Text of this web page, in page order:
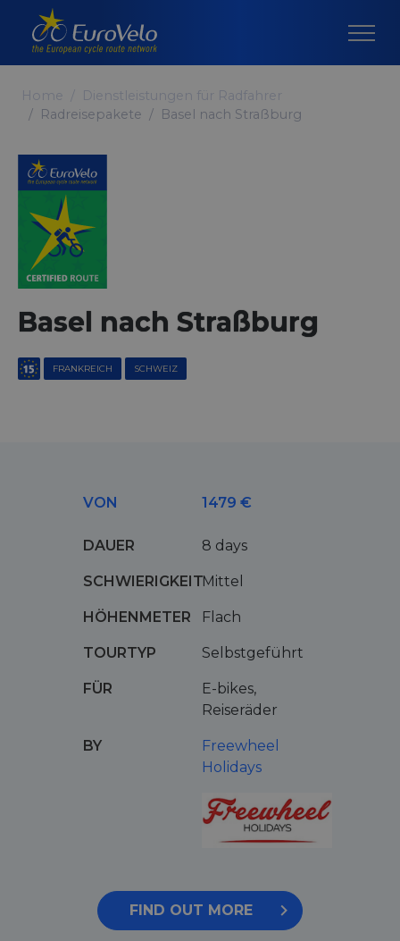
Home
Dienstleistungen für Radfahrer
Radreisepakete
Basel nach Straßburg
Basel nach Straßburg
FRANKREICH SCHWEIZ
VON 1479 €
DAUER 8 days
SCHWIERIGKEITMittel
HÖHENMETER Flach
TOURTYP Selbstgeführt
FÜR
E-bikes,
Reiseräder
BY
Freewheel
Holidays
FIND OUT MORE